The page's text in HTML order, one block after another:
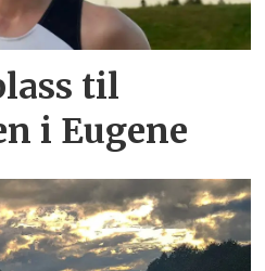
til
i Eugene